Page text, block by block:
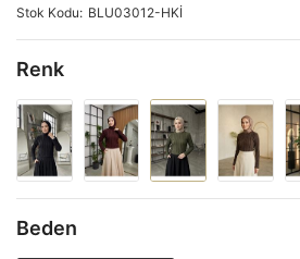
Stok Kodu BLU03012-HKİ
Renk
Beden